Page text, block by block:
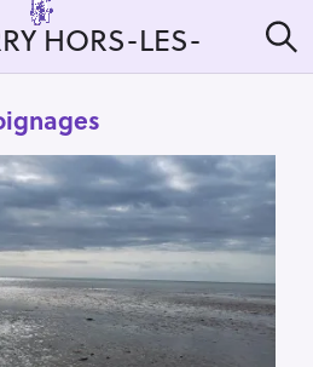
HORS-LES-
e